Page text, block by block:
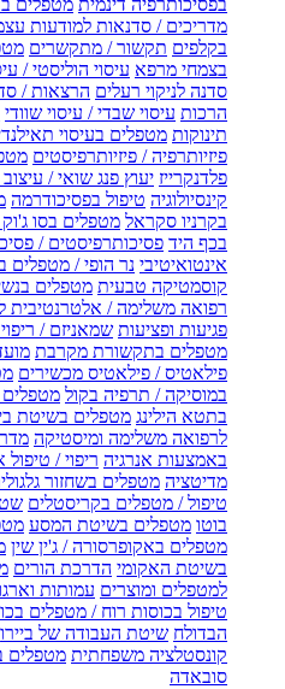
בפסיכותרפיה דינמית מטפלים ב NLP נלפ
מדריכים / סדנאות למודעות
בקלפים תקשור / מתקשרים
בצמחי מרפא עיסוי הוליסטי /
סדנה לניקוי רעלים הרצאות /
הרכות עיסוי שבדי / עיסוי שוודי
תינוקות מטפלים בעיסוי
פיזיותרפיה / פיזיותרפיסטים
פלדנקרייז יעוץ פנג שואי /
קינסיולוגיה טיפול בפסיכודרמה
בקרניו סקראל מטפלים בסו ג'וק
בכף היד פסיכותרפיסטים /
אינטואיטיבי נר הופי / מטפלים
קוסמטיקה טבעית מטפלים
רפואה משלימה / אלטרנטיבית
פגיעות ופציעות שמאניזם /
מטפלים בתקשורת מקרבת
פילאטיס / פילאטיס מכשירים
במוסיקה / תרפיה בקול מטפלים
בתטא הילינג מטפלים בשיטת
לרפואה משלימה ומיסטיקה
באמצעות אנרגיה ריפוי / טיפול
מדיטציה מטפלים בשחזור
טיפול / מטפלים בקריסטלים
בוטו מטפלים בשיטת המסע
מטפלים באקופרסורה / ג'ין שין
בשיטת האקומי הדרכת הורים
למטפלים ומוצרים עמותות
טיפול בכוסות רוח / מטפלים
הבדולח שיטת העבודה של
קונסטלציה משפחתית מטפלים
סובאדה